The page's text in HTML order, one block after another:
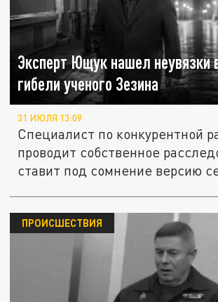
Эксперт Ющук нашел неувязки
гибели ученого Зезина
31 ИЮЛЯ 13:09
Специалист по конкурентной
проводит собственное
ставит под сомнение версию
ПРОИСШЕСТВИЯ